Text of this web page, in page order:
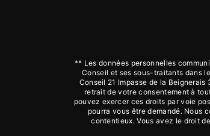
** Les données personnelles
Conseil et ses sous-traitants dans
Conseil 21 Impasse de la
retrait de votre consentement à
pouvez exercer ces droits par voie
pourra vous être demandé. Nous
contentieux. Vous avez le droit